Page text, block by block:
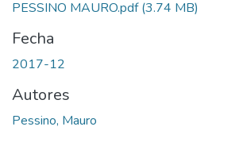
PESSINO MAURO.pdf(3.74 MB)
Fecha
2017-12
Autores
Pessino, Mauro